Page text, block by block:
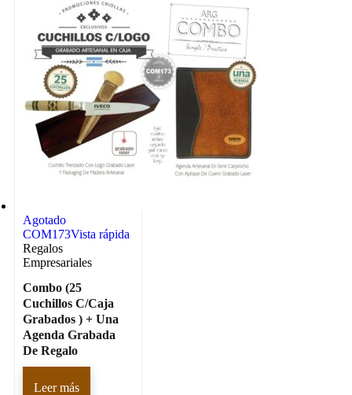
Agotado
COM173Vista rápida
Regalos
Empresariales
Combo (25
Cuchillos C/Caja
Grabados ) + Una
Agenda Grabada
De Regalo
Leer más